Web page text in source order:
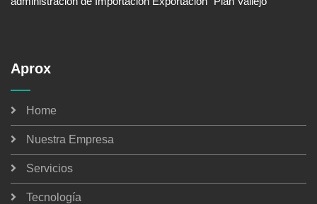
Aprox
Home
Nuestra Empresa
Servicios
Tecnología